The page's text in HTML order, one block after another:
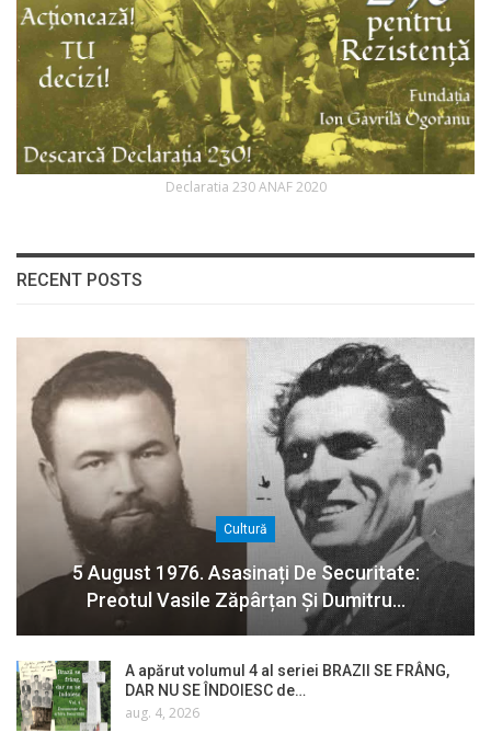
Declaratia 230 ANAF 2020
RECENT POSTS
Cultură
5 August 1976. Asasinați De Securitate:
Preotul Vasile Zăpârțan Și Dumitru…
A apărut volumul 4 al seriei BRAZII SE FRÂNG,
DAR NU SE ÎNDOIESC de…
aug. 4, 2026